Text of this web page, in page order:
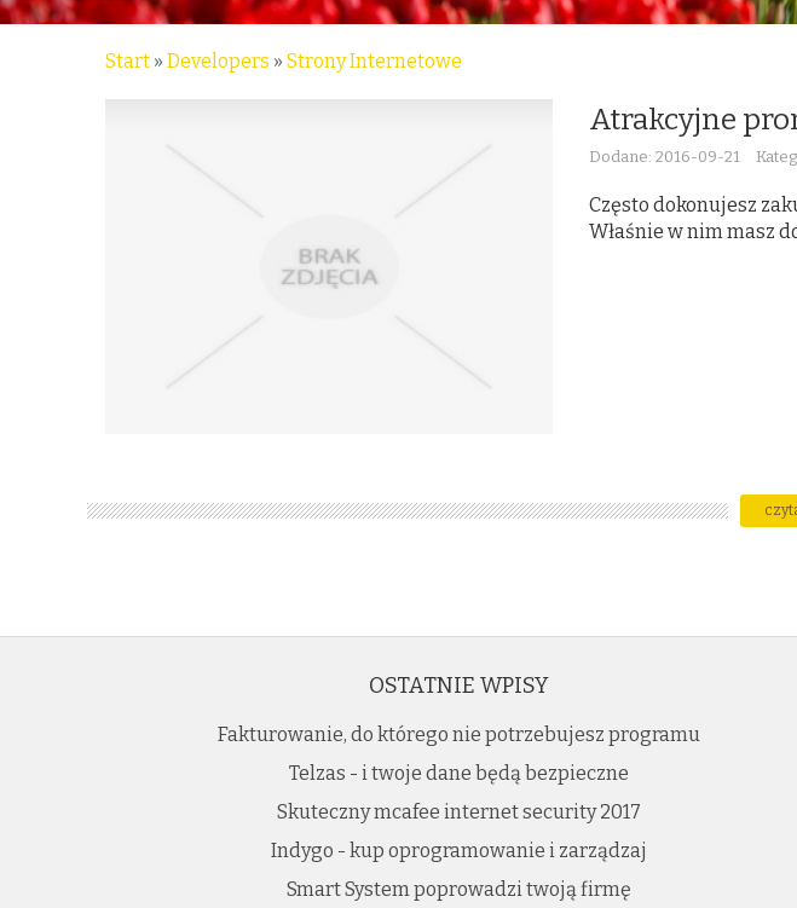
Start » Developers » Strony Internetowe
Atrakcyjne
Dodane: 2016-09-21
Często dokonujesz
Właśnie w nim masz
OSTATNIE WPISY
Fakturowanie, do którego nie potrzebujesz programu
Telzas - i twoje dane będą bezpieczne
Skuteczny mcafee internet security 2017
Indygo - kup oprogramowanie i zarządzaj
Smart System poprowadzi twoją firmę